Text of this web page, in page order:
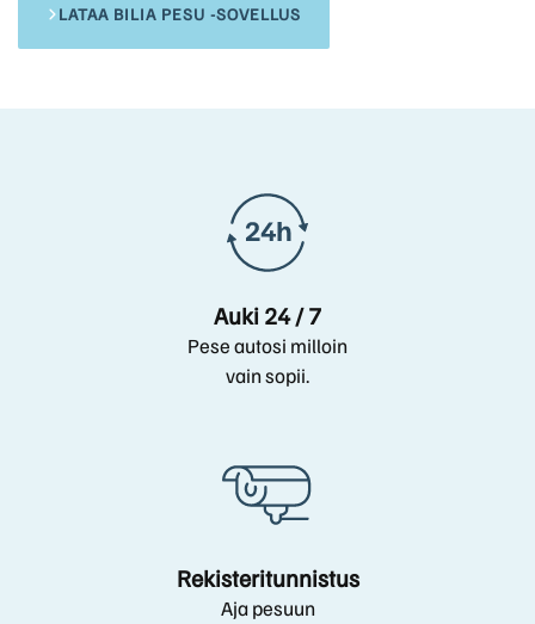
LATAA BILIA PESU -SOVELLUS
Auki 24 / 7
Pese autosi milloin
vain sopii.
Rekisteritunnistus
Aja pesuun